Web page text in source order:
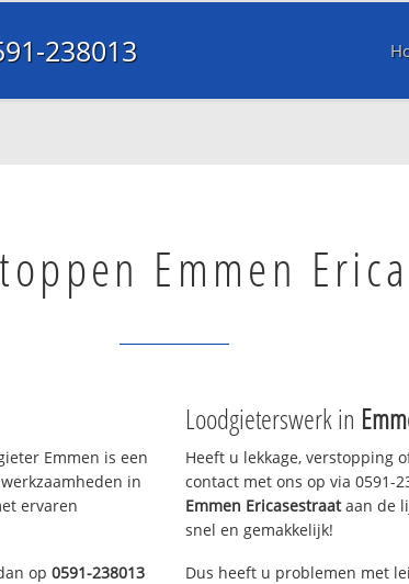
238013
Emmen
Emmen is een
in
ervaren
op0591-238013
Loodgieterswerk in
Heeft u lekkage, verstopping
contact met ons op via 0591-
Emmen Ericasestraataan de
snel en gemakkelijk!
Dus heeft u problemen met